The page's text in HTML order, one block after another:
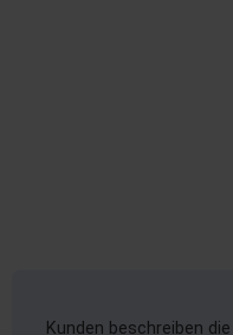
Kunden beschreiben